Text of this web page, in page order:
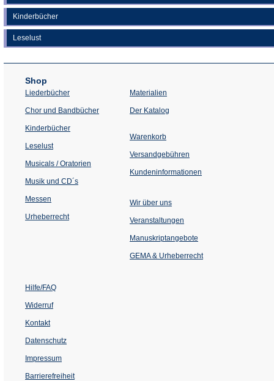
Kinderbücher
Leselust
Shop
Liederbücher
Chor und Bandbücher
Kinderbücher
Leselust
Musicals / Oratorien
Musik und CD´s
Messen
Urheberrecht
Materialien
Der Katalog
Warenkorb
Versandgebühren
Kundeninformationen
Wir über uns
Veranstaltungen
einem
Tab)
Manuskriptangebote
GEMA & Urheberrecht
Hilfe/FAQ
Widerruf
Kontakt
Datenschutz
Impressum
Barrierefreiheit